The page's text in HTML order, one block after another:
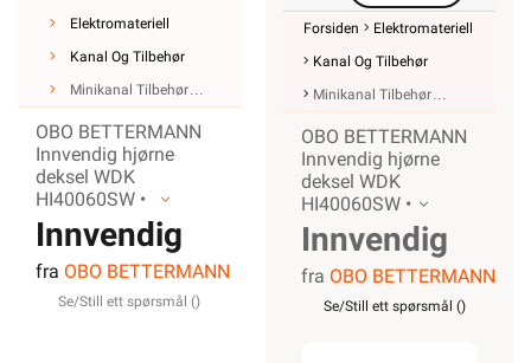
Elektromateriell
Kanal Og Tilbehør
Minikanal Tilbehør
OBO BETTERMANN
Innvendig hjørne
deksel WDK
HI40060SW •
Innvendig
hjørne for
fra OBO BETTERMANN
Se/Still ett spørsmål ()
Forsiden
Elektromateriell
Kanal Og Tilbehør
Minikanal Tilbehør
OBO BETTERMANN
Innvendig hjørne
deksel WDK
HI40060SW •
Innvendig
hjørne for
fra OBO BETTERMANN
Se/Still ett spørsmål ()